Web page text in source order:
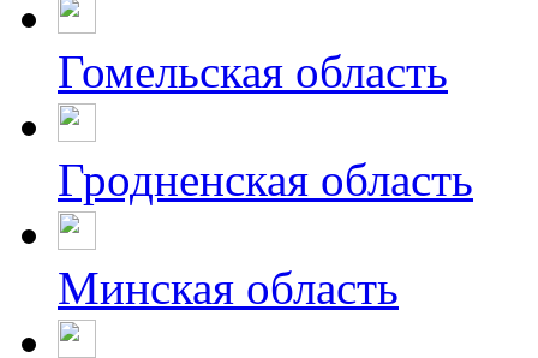
Гомельская область
Гродненская область
Минская область